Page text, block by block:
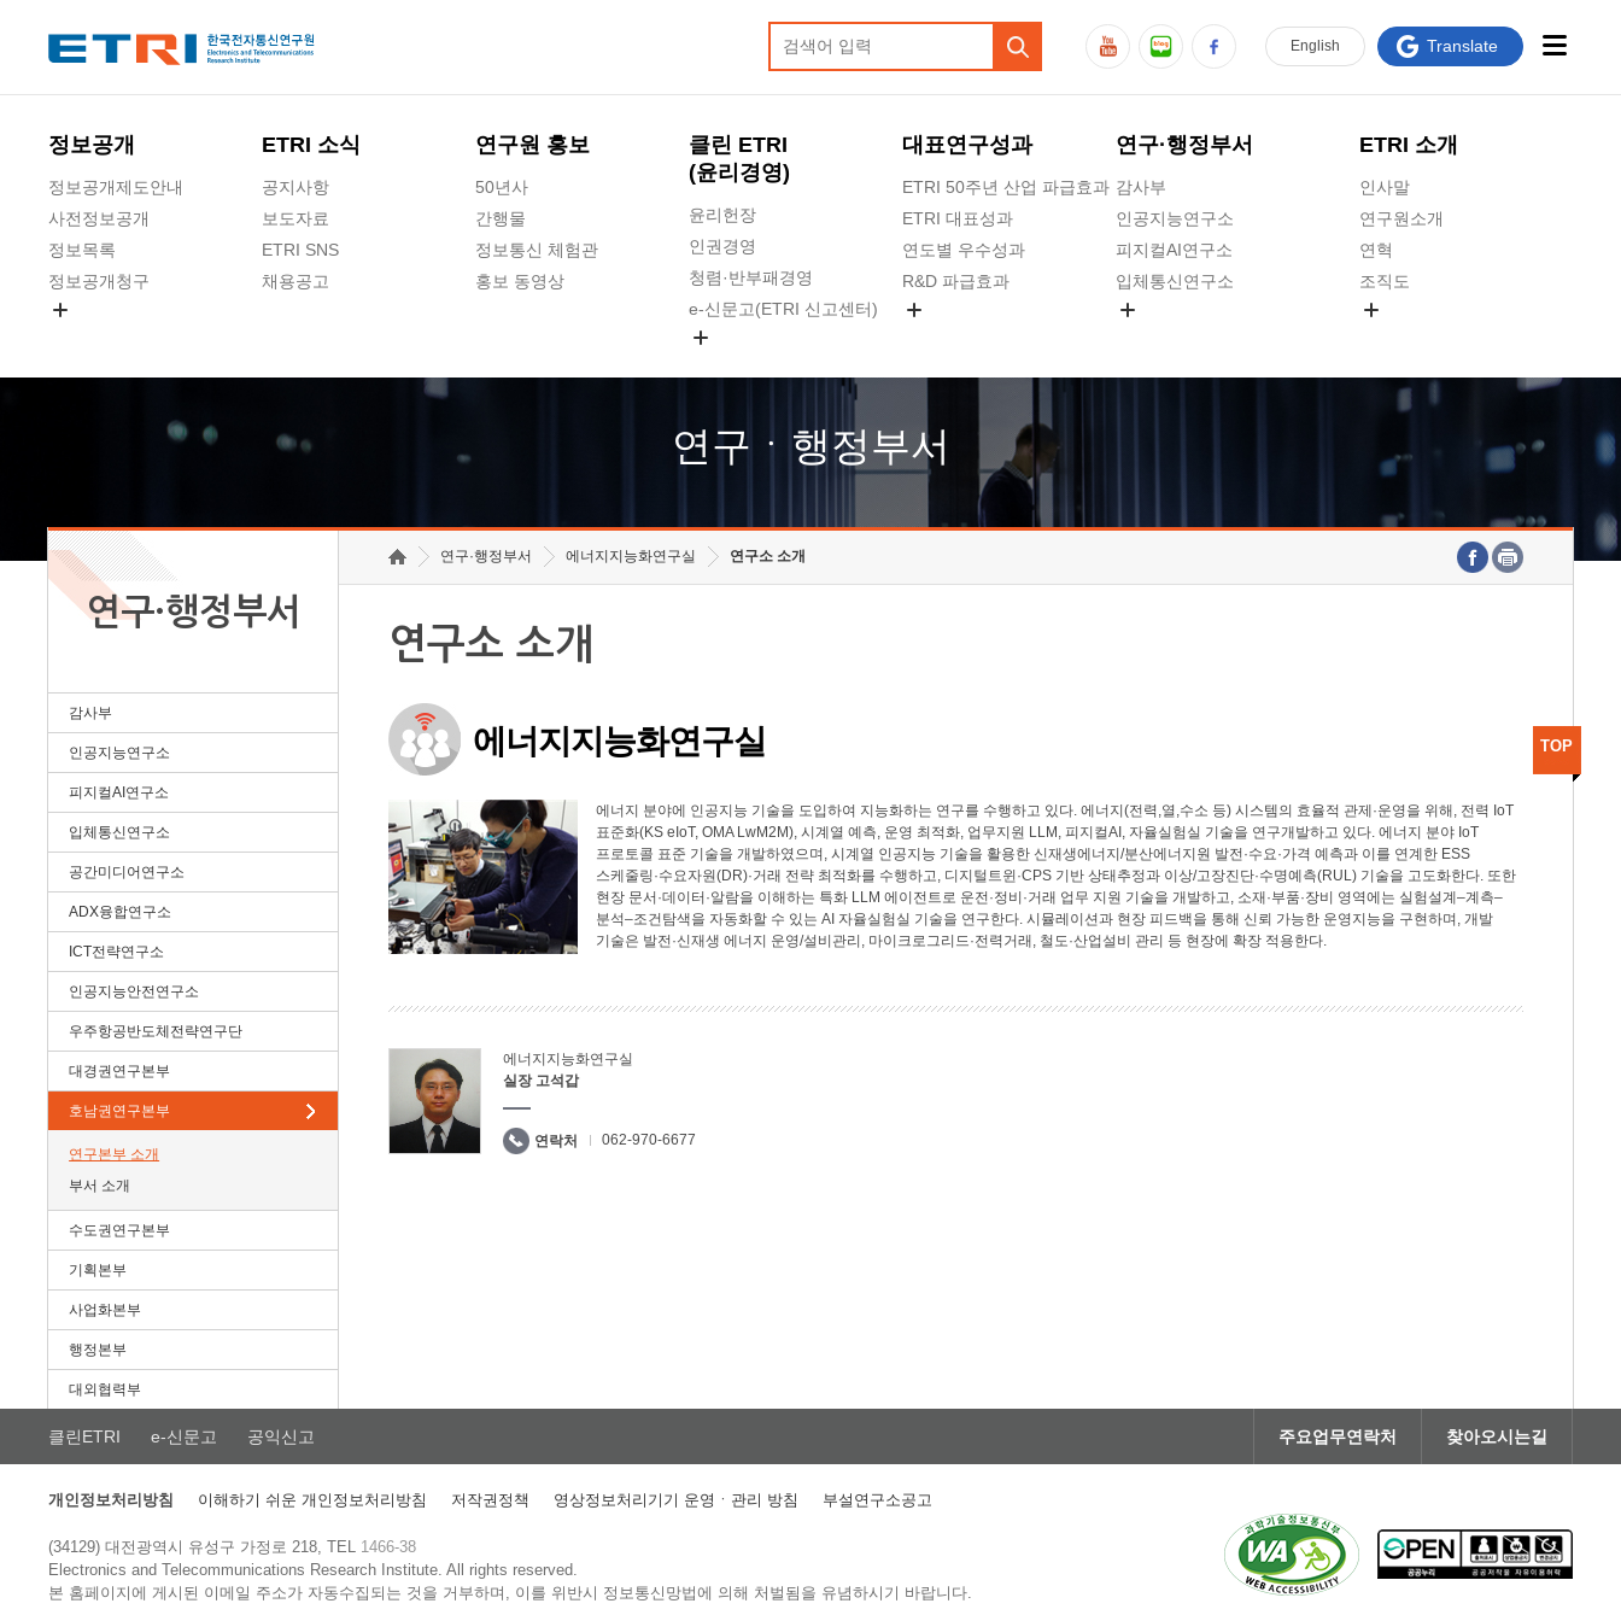
정보공개
정보공개제도안내
사전정보공개
정보목록
정보공개청구
ETRI 소식
공지사항
보도자료
ETRI SNS
채용공고
연구원 홍보
50년사
간행물
정보통신 체험관
홍보 동영상
클린 ETRI
(윤리경영)
윤리헌장
인권경영
청렴·반부패경영
e-신문고(ETRI 신고센터)
고객의소리
수의계약 현황
대표연구성과
ETRI 50주년 산업 파급효과
ETRI 대표성과
연도별 우수성과
R&D 파급효과
연구·행정부서
감사부
인공지능연구소
피지컬AI연구소
입체통신연구소
호남권연구본부
기획본부
ETRI 소개
인사말
연구원소개
연혁
조직도
연구원 고객헌장
주요업무연락처
English Translate
연구ㆍ행정부서
연구·행정부서
감사부
인공지능연구소
피지컬AI연구소
입체통신연구소
공간미디어연구소
ADX융합연구소
ICT전략연구소
인공지능안전연구소
우주항공반도체전략연구단
대경권연구본부
호남권연구본부
연구본부 소개
부서 소개
수도권연구본부
기획본부
사업화본부
행정본부
대외협력부
연구·행정부서 에너지지능화연구실 연구소 소개
연구소 소개
에너지지능화연구실
에너지 분야에 인공지능 기술을 도입하여 지능화하는 연구를 수행하고 있다. 에너지(전력,열,수소 등) 시스템의 효율적 관제·운영을 위해, 전력 IoT
표준화(KS eIoT, OMA LwM2M), 시계열 예측, 운영 최적화, 업무지원 LLM, 피지컬AI, 자율실험실 기술을 연구개발하고 있다. 에너지 분야 IoT
프로토콜 표준 기술을 개발하였으며, 시계열 인공지능 기술을 활용한 신재생에너지/분산에너지원 발전·수요·가격 예측과 이를 연계한 ESS
스케줄링·수요자원(DR)·거래 전략 최적화를 수행하고, 디지털트윈·CPS 기반 상태추정과 이상/고장진단·수명예측(RUL) 기술을 고도화한다. 또한
현장 문서·데이터·알람을 이해하는 특화 LLM 에이전트로 운전·정비·거래 업무 지원 기술을 개발하고, 소재·부품·장비 영역에는 실험설계–계측–
분석–조건탐색을 자동화할 수 있는 AI 자율실험실 기술을 연구한다. 시뮬레이션과 현장 피드백을 통해 신뢰 가능한 운영지능을 구현하며, 개발
기술은 발전·신재생 에너지 운영/설비관리, 마이크로그리드·전력거래, 철도·산업설비 관리 등 현장에 확장 적용한다.
에너지지능화연구실
실장 고석갑
연락처 062-970-6677
TOP
클린ETRI e-신문고 공익신고 주요업무연락처 찾아오시는길
개인정보처리방침 이해하기 쉬운 개인정보처리방침 저작권정책 영상정보처리기기 운영ㆍ관리 방침 부설연구소공고
(34129) 대전광역시 유성구 가정로 218, TEL 1466-38
Electronics and Telecommunications Research Institute.All rights reserved.
본 홈페이지에 게시된 이메일 주소가 자동수집되는 것을 거부하며, 이를 위반시 정보통신망법에 의해 처벌됨을 유념하시기 바랍니다.